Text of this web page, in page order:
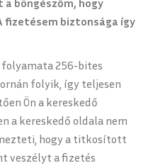
böngészőm, hogy
fizetésem biztonsága így
folyamata 256-bites
folyik, így teljesen
Ön a kereskedő
a kereskedő oldala nem
hogy a titkosított
veszélyt a fizetés